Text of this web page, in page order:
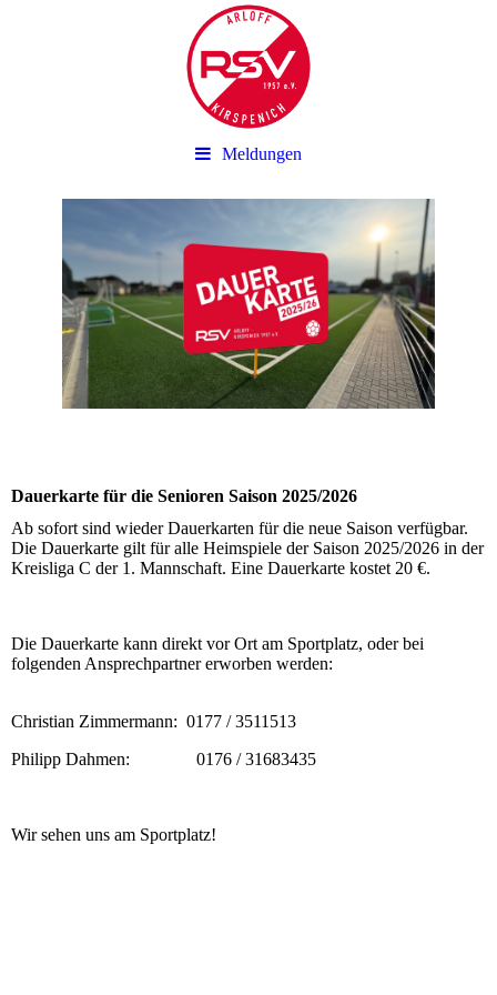
Meldungen
Dauerkarte für die Senioren Saison 2025/2026
Ab sofort sind wieder Dauerkarten für die neue Saison verfügbar.
Die Dauerkarte gilt für alle Heimspiele der Saison 2025/2026 in der
Kreisliga C der 1. Mannschaft. Eine Dauerkarte kostet 20 €.
Die Dauerkarte kann direkt vor Ort am Sportplatz, oder bei
folgenden Ansprechpartner erworben werden:
Christian Zimmermann: 0177 / 3511513
Philipp Dahmen: 0176 / 31683435
Wir sehen uns am Sportplatz!